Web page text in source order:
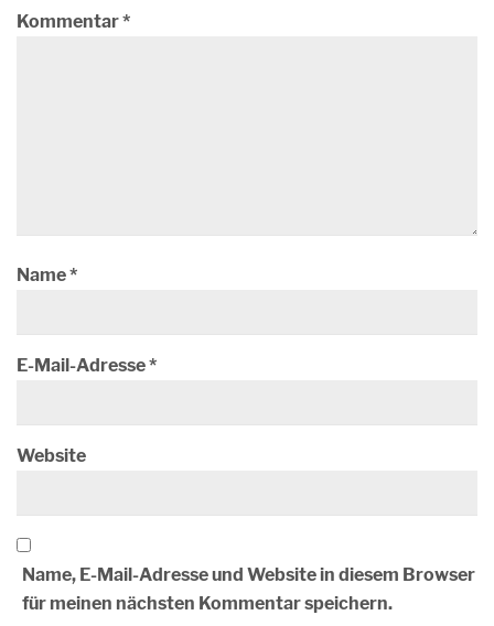
Kommentar*
Name*
E-Mail-Adresse*
Website
Name, E-Mail-Adresse und Website in diesem Browser
für meinen nächsten Kommentar speichern.